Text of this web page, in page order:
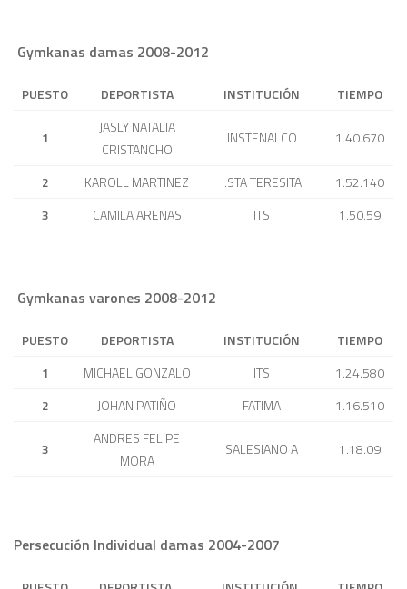
Gymkanas damas 2008-2012
PUESTO DEPORTISTA INSTITUCIÓN TIEMPO
1
JASLY NATALIA
CRISTANCHO
INSTENALCO 1.40.670
2 KAROLL MARTINEZ I.STA TERESITA
1.52.140
3
CAMILA ARENAS ITS 1.50.59
Gymkanas varones 2008-2012
PUESTO DEPORTISTA INSTITUCIÓN
TIEMPO
1
MICHAEL GONZALO ITS
1.24.580
2
JOHAN PATIÑO FATIMA 1.16.510
3
ANDRES FELIPE
MORA
SALESIANO A 1.18.09
Persecución Individual damas 2004-2007